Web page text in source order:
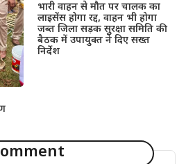
भारी वाहन से मौत पर चालक का
लाइसेंस होगा रद्द, वाहन भी होगा
जब्त जिला सड़क सुरक्षा समिति की
बैठक में उपायुक्त ने दिए सख्त
निर्देश